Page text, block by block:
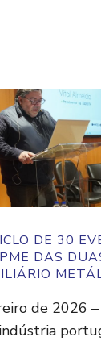
DE 30
DAS
de 2026 –